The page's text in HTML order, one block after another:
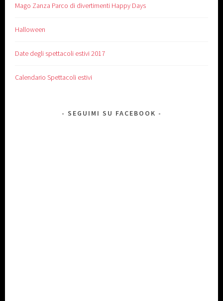
Mago Zanza Parco di divertimenti Happy Days
Halloween
Date degli spettacoli estivi 2017
Calendario Spettacoli estivi
SEGUIMI SU FACEBOOK